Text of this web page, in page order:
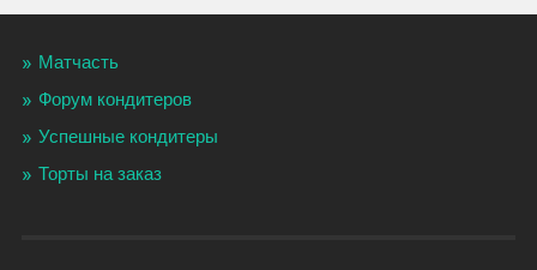
Матчасть
Форум кондитеров
Успешные кондитеры
Торты на заказ